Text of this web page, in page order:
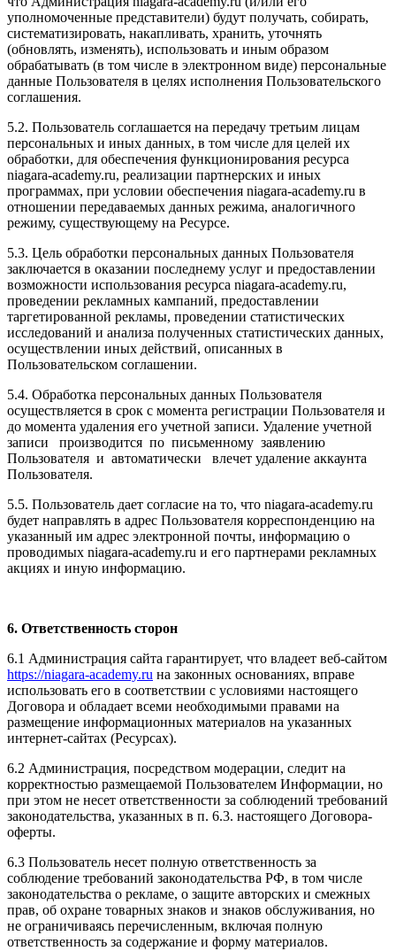
уполномоченные представители) будут получать, собирать,
систематизировать, накапливать, хранить, уточнять
(обновлять, изменять), использовать и иным образом
обрабатывать (в том числе в электронном виде) персональные
данные Пользователя в целях исполнения Пользовательского
соглашения.
5.2. Пользователь соглашается на передачу третьим лицам
персональных и иных данных, в том числе для целей их
обработки, для обеспечения функционирования ресурса
niagara-academy.ru, реализации партнерских и иных
программах, при условии обеспечения niagara-academy.ru в
отношении передаваемых данных режима, аналогичного
режиму, существующему на Ресурсе.
5.3. Цель обработки персональных данных Пользователя
заключается в оказании последнему услуг и предоставлении
возможности использования ресурса niagara-academy.ru,
проведении рекламных кампаний, предоставлении
таргетированной рекламы, проведении статистических
исследований и анализа полученных статистических данных,
осуществлении иных действий, описанных в
Пользовательском соглашении.
5.4. Обработка персональных данных Пользователя
осуществляется в срок с момента регистрации Пользователя и
до момента удаления его учетной записи. Удаление учетной
записи производится по письменному заявлению
Пользователя и автоматически влечет удаление аккаунта
Пользователя.
5.5. Пользователь дает согласие на то, что niagara-academy.ru
будет направлять в адрес Пользователя корреспонденцию на
указанный им адрес электронной почты, информацию о
проводимых niagara-academy.ru и его партнерами рекламных
акциях и иную информацию.
6. Ответственность сторон
6.1 Администрация сайта гарантирует, что владеет веб-сайтом
https://niagara-academy.ru на законных основаниях, вправе
использовать его в соответствии с условиями настоящего
Договора и обладает всеми необходимыми правами на
размещение информационных материалов на указанных
интернет-сайтах (Ресурсах).
6.2 Администрация, посредством модерации, следит на
корректностью размещаемой Пользователем Информации, но
при этом не несет ответственности за соблюдений требований
законодательства, указанных в п. 6.3. настоящего Договора-
оферты.
6.3 Пользователь несет полную ответственность за
соблюдение требований законодательства РФ, в том числе
законодательства о рекламе, о защите авторских и смежных
прав, об охране товарных знаков и знаков обслуживания, но
не ограничиваясь перечисленным, включая полную
ответственность за содержание и форму материалов.